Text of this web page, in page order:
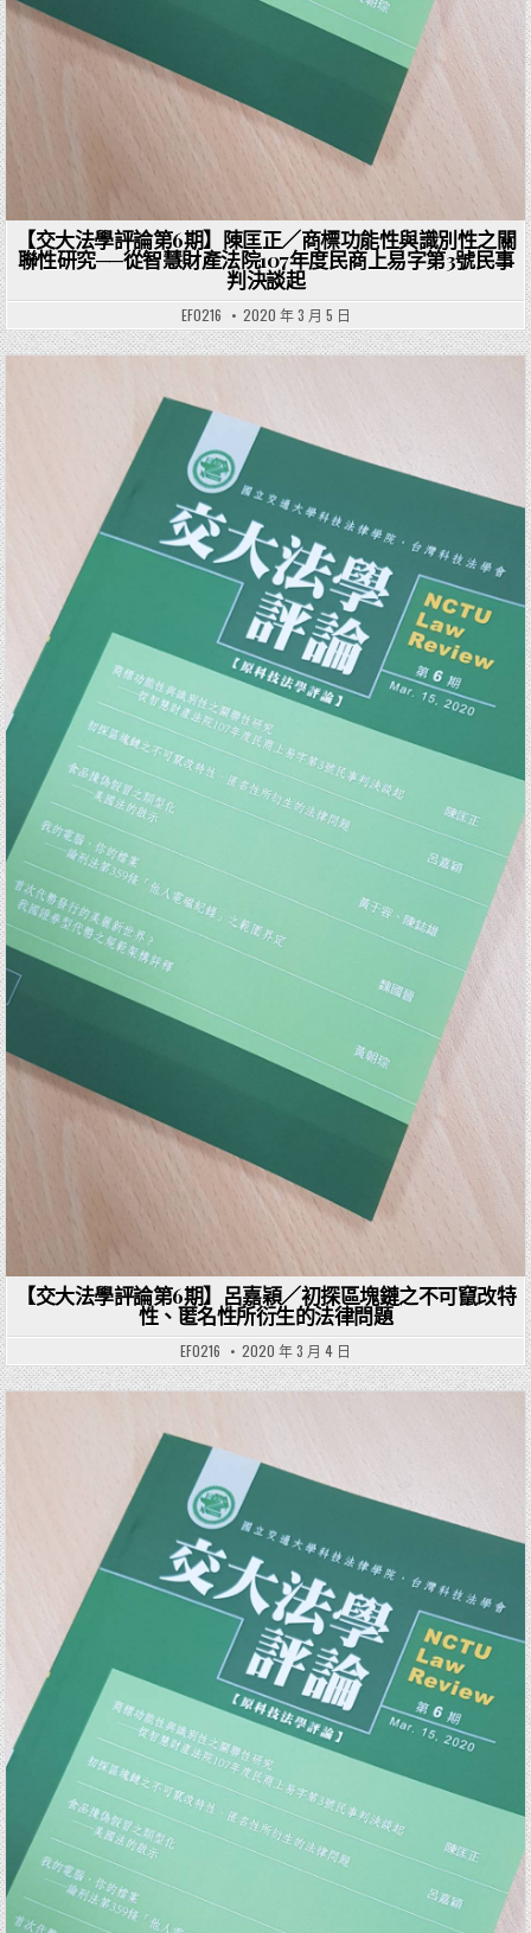
【交大法學評論第6期】陳匡正／商標功能性與識別性之關
聯性研究──從智慧財產法院107年度民商上易字第3號民事
判決談起
EF0216 2020 年 3 月 5 日
Posted in
【交大法學評論第6期】呂嘉穎／初探區塊鏈之不可竄改特
性、匿名性所衍生的法律問題
EF0216 2020 年 3 月 4 日
Posted in